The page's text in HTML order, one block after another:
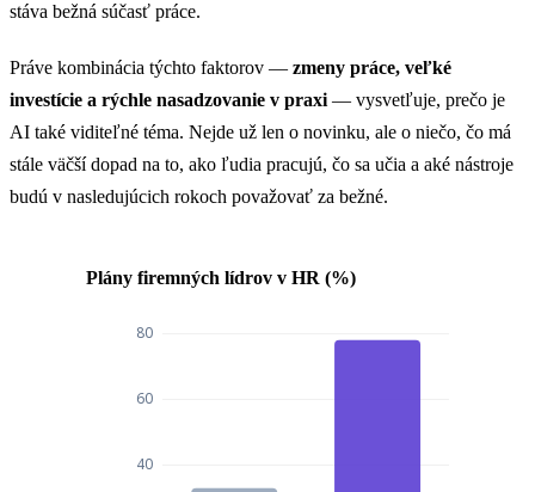
stáva bežná súčasť práce.
Práve kombinácia týchto faktorov — zmeny práce, veľké
investície a rýchle nasadzovanie v praxi — vysvetľuje, prečo je
AI také viditeľné téma. Nejde už len o novinku, ale o niečo, čo má
stále väčší dopad na to, ako ľudia pracujú, čo sa učia a aké nástroje
budú v nasledujúcich rokoch považovať za bežné.
Plány firemných lídrov v HR (%)